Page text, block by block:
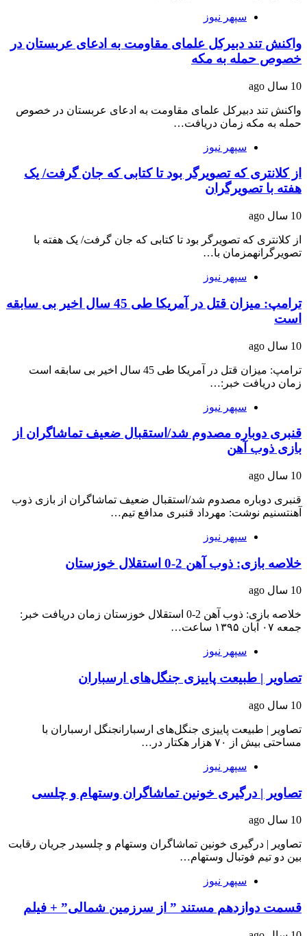
سپهر نیوز
واکنش تند دبیرکل علمای مقاومت به ادعای عربستان در
خصوص حمله به مکه
10 سال ago
واکنش تند دبیرکل علمای مقاومت به ادعای عربستان در خصوص
حمله به مکه زمان دریافت…
سپهر نیوز
از کلانتری که تصویرگر بود تا کتابی که جان گرفت/ یک
هفته با تصویرگران
10 سال ago
از کلانتری که تصویرگر بود تا کتابی که جان گرفت/ یک هفته با
تصویرگرانهمزمان با…
سپهر نیوز
ترامپ: میزان قتل در آمریکا طی 45 سال اخیر بی سابقه
است
10 سال ago
ترامپ: میزان قتل در آمریکا طی 45 سال اخیر بی سابقه است
زمان دریافت خبر:…
سپهر نیوز
قنبری دوباره مصدوم شد/استقبال ضعیف تماشاگران از
بازی ذوب آهن
10 سال ago
قنبری دوباره مصدوم شد/استقبال ضعیف تماشاگران از بازی ذوب
آهنتسنیم نوشت: مهرداد قنبری مدافع تیم…
سپهر نیوز
خلاصه بازی: ذوب آهن 2-0 استقلال خوزستان
10 سال ago
خلاصه بازی: ذوب آهن 2-0 استقلال خوزستان زمان دریافت خبر:
جمعه ۰۷ آبان ۱۳۹۵ ساعت…
سپهر نیوز
تصاویر | طبیعت پاییزی جنگل‌های ارسباران
10 سال ago
تصاویر | طبیعت پاییزی جنگل‌های ارسبارانجنگل ارسباران با
مساحتی بیش از ۷۰ هزار هکتار در…
سپهر نیوز
تصاویر | درگیری خونین تماشاگران وستهام و چلسی
10 سال ago
تصاویر | درگیری خونین تماشاگران وستهام و چلسیدر جریان رقابت
بین دو تیم فوتبال وستهام…
سپهر نیوز
قسمت دوازدهم مستند ” از سرزمین شمالی” + فیلم